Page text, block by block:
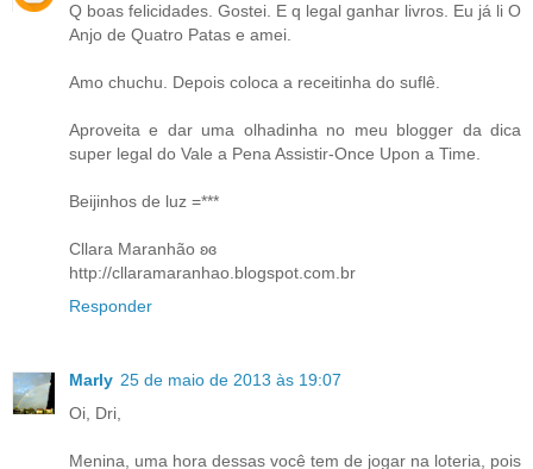
Q boas felicidades. Gostei. E q legal ganhar livros. Eu já li O
Anjo de Quatro Patas e amei.
Amo chuchu. Depois coloca a receitinha do suflê.
Aproveita e dar uma olhadinha no meu blogger da dica
super legal do Vale a Pena Assistir-Once Upon a Time.
Beijinhos de luz =***
Cllara Maranhão ʚɞ
http://cllaramaranhao.blogspot.com.br
Responder
Marly 25 de maio de 2013 às 19:07
Oi, Dri,
Menina, uma hora dessas você tem de jogar na loteria, pois